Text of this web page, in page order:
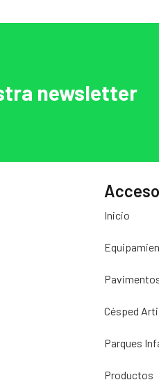
newsletter
Inicio
Césped
Parques
Productos